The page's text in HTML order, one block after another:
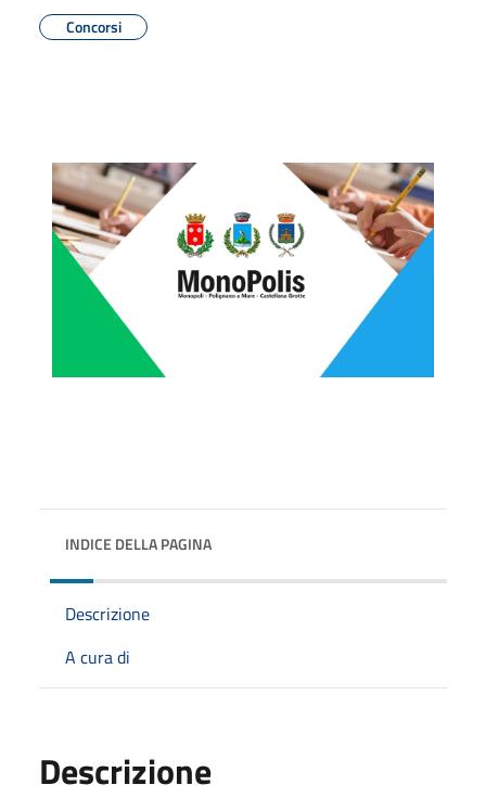
Concorsi
INDICE DELLA PAGINA
Descrizione
A cura di
Descrizione